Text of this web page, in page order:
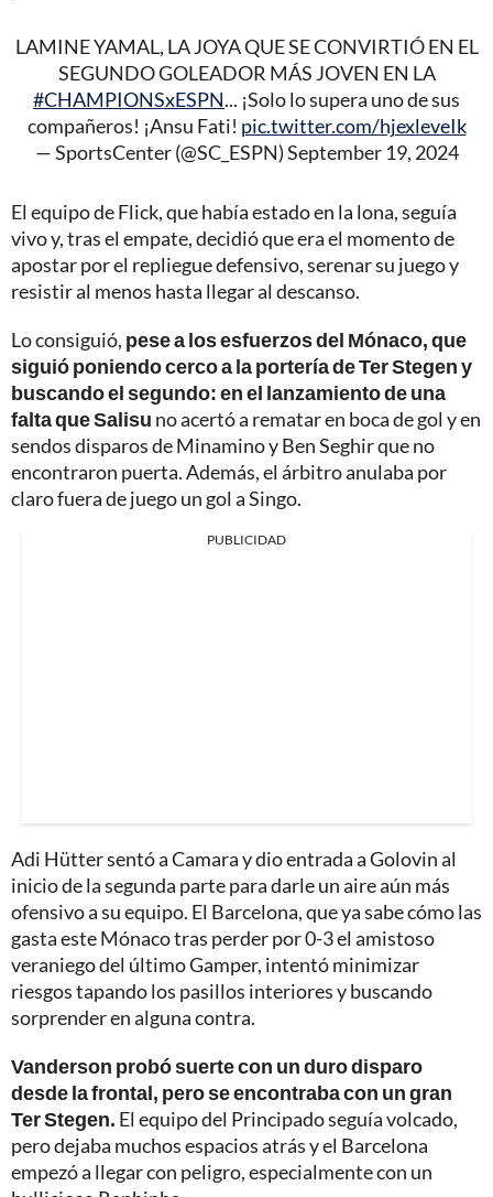
LAMINE YAMAL, LA JOYA QUE SE CONVIRTIÓ EN EL
SEGUNDO GOLEADOR MÁS JOVEN EN LA
#CHAMPIONSxESPN... ¡Solo lo supera uno de sus
compañeros! ¡Ansu Fati! pic.twitter.com/hjexleveIk
— SportsCenter (@SC_ESPN)September 19, 2024
El equipo de Flick, que había estado en la lona, seguía
vivo y, tras el empate, decidió que era el momento de
apostar por el repliegue defensivo, serenar su juego y
resistir al menos hasta llegar al descanso.
Lo consiguió, pese a los esfuerzos del Mónaco, que
siguió poniendo cerco a la portería de Ter Stegen y
buscando el segundo: en el lanzamiento de una
falta que Salisu no acertó a rematar en boca de gol y en
sendos disparos de Minamino y Ben Seghir que no
encontraron puerta. Además, el árbitro anulaba por
claro fuera de juego un gol a Singo.
PUBLICIDAD
Adi Hütter sentó a Camara y dio entrada a Golovin al
inicio de la segunda parte para darle un aire aún más
ofensivo a su equipo. El Barcelona, que ya sabe cómo las
gasta este Mónaco tras perder por 0-3 el amistoso
veraniego del último Gamper, intentó minimizar
riesgos tapando los pasillos interiores y buscando
sorprender en alguna contra.
Vanderson probó suerte con un duro disparo
desde la frontal, pero se encontraba con un gran
Ter Stegen. El equipo del Principado seguía volcado,
pero dejaba muchos espacios atrás y el Barcelona
empezó a llegar con peligro, especialmente con un